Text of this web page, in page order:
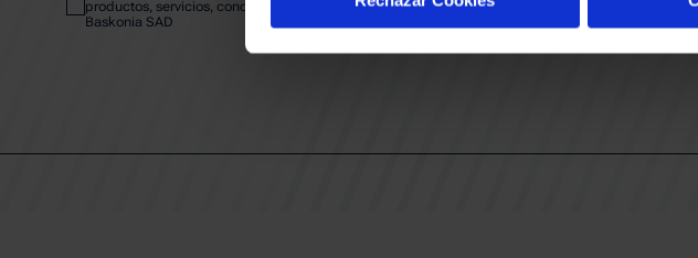
CLUB
productos, servicios, concursos, ofertas y/o promociones del SASKI
Baskonia SAD